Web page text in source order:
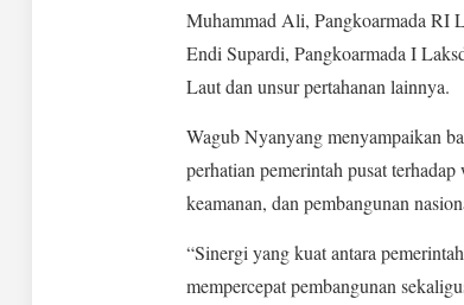
Muhammad Ali, Pangkoarmada RI
Endi Supardi, Pangkoarmada I
Laut dan unsur pertahanan lainnya.
Wagub Nyanyang menyampaikan
perhatian pemerintah pusat
keamanan, dan pembangunan
“Sinergi yang kuat antara
mempercepat pembangunan